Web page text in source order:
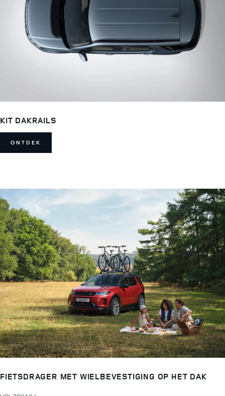
KIT DAKRAILS
ONTDEK
FIETSDRAGER MET WIELBEVESTIGING OP HET DAK